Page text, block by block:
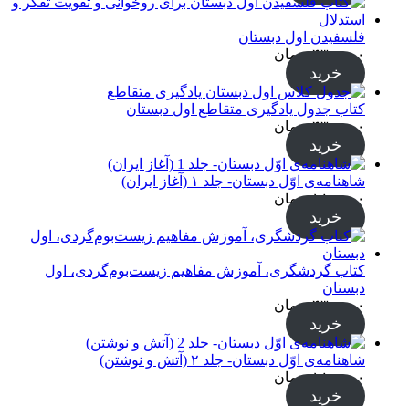
فلسفیدن اول دبستان
۴۳۰,۰۰۰ تومان
خرید
کتاب جدول یادگیری متقاطع اول دبستان
۴۳۰,۰۰۰ تومان
خرید
شاهنامه‌ی اوّل دبستان- جلد ۱ (آغاز ایران)
۱۸۰,۰۰۰ تومان
خرید
کتاب گردشگری، آموزش مفاهیم زیست‌بوم‌گردی، اول
دبستان
۴۳۰,۰۰۰ تومان
خرید
شاهنامه‌ی اوّل دبستان- جلد ۲ (آتش و نوشتن)
۱۸۰,۰۰۰ تومان
خرید